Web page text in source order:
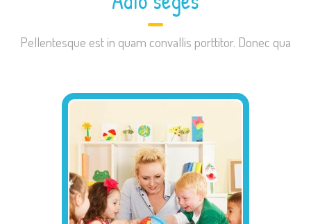
Pellentesque est in quam convallis porttitor. Donec qua